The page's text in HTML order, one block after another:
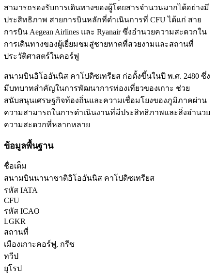
สามารถรองรับการเดินทางของผู้โดยสารจำนวนมากได้อย่างมี
ประสิทธิภาพ สายการบินหลักที่ดำเนินการที่ CFU ได้แก่ สาย
การบิน Aegean Airlines และ Ryanair ซึ่งอำนวยความสะดวกใน
การเดินทางของผู้เยี่ยมชมสู่ชายหาดที่สวยงามและสถานที่
ประวัติศาสตร์ในคอร์ฟู
สนามบินอิโออันนิส คาโปดิซเทรียส ก่อตั้งขึ้นในปี พ.ศ. 2480 ซึ่ง
มีบทบาทสำคัญในการพัฒนาการท่องเที่ยวของเกาะ ช่วย
สนับสนุนเศรษฐกิจท้องถิ่นและความเชื่อมโยงของภูมิภาคผ่าน
ความสามารถในการดำเนินงานที่มีประสิทธิภาพและสิ่งอำนวย
ความสะดวกที่หลากหลาย
ข้อมูลพื้นฐาน
ชื่อเต็ม
สนามบินนานาชาติอิโออันนิส คาโปดิซเทรียส
รหัส IATA
CFU
รหัส ICAO
LGKR
สถานที่
เมืองเกาะคอร์ฟู, กรีซ
ทวีป
ยุโรป